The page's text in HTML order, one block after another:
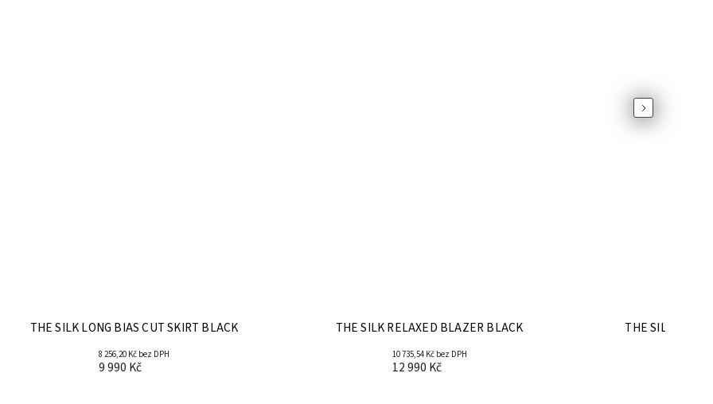
THE SILK LONG BIAS CUT SKIRT BLACK
8 256,20 Kč bez DPH
9 990 Kč
THE SILK RELAXED BLAZER BLACK
10 735,54 Kč bez DPH
12 990 Kč
THE SILK
Next